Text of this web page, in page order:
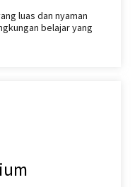
luas dan nyaman
belajar yang